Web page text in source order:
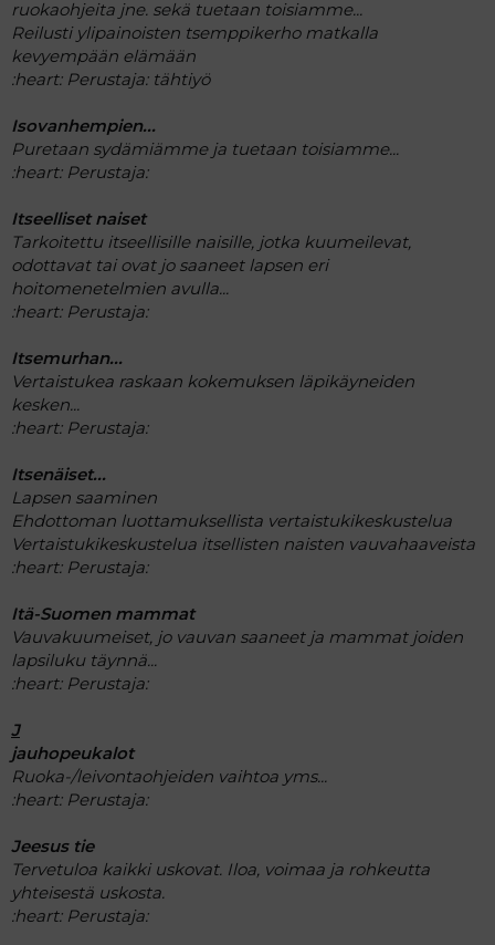
ruokaohjeita jne. sekä tuetaan toisiamme...
Reilusti ylipainoisten tsemppikerho matkalla
kevyempään elämään
:heart: Perustaja: tähtiyö
Isovanhempien...
Puretaan sydämiämme ja tuetaan toisiamme...
:heart: Perustaja:
Itseelliset naiset
Tarkoitettu itseellisille naisille, jotka kuumeilevat,
odottavat tai ovat jo saaneet lapsen eri
hoitomenetelmien avulla...
:heart: Perustaja:
Itsemurhan...
Vertaistukea raskaan kokemuksen läpikäyneiden
kesken...
:heart: Perustaja:
Itsenäiset...
Lapsen saaminen
Ehdottoman luottamuksellista vertaistukikeskustelua
Vertaistukikeskustelua itsellisten naisten vauvahaaveista
:heart: Perustaja:
Itä-Suomen mammat
Vauvakuumeiset, jo vauvan saaneet ja mammat joiden
lapsiluku täynnä...
:heart: Perustaja:
J
jauhopeukalot
Ruoka-/leivontaohjeiden vaihtoa yms...
:heart: Perustaja:
Jeesus tie
Tervetuloa kaikki uskovat. Iloa, voimaa ja rohkeutta
yhteisestä uskosta.
:heart: Perustaja: